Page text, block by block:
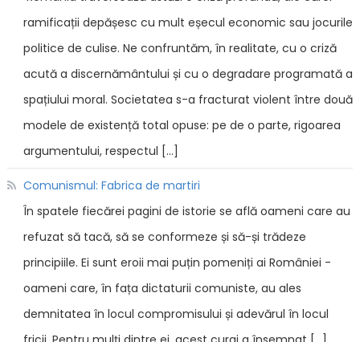
ramificații depășesc cu mult eșecul economic sau jocurile
politice de culise. Ne confruntăm, în realitate, cu o criză
acută a discernământului și cu o degradare programată a
spațiului moral. Societatea s-a fracturat violent între două
modele de existență total opuse: pe de o parte, rigoarea
argumentului, respectul […]
Comunismul: Fabrica de martiri
În spatele fiecărei pagini de istorie se află oameni care au
refuzat să tacă, să se conformeze și să-și trădeze
principiile. Ei sunt eroii mai puțin pomeniți ai României -
oameni care, în fața dictaturii comuniste, au ales
demnitatea în locul compromisului și adevărul în locul